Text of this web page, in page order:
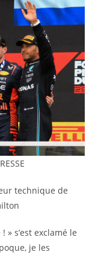
technique de
» s’est exclamé le
je les